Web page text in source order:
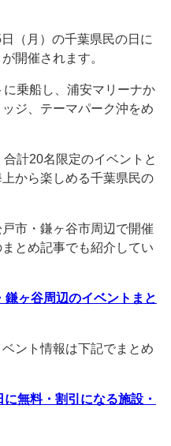
（月）の千葉県民の日に
開催されます。
乗船し、浦安マリーナか
ジ、テーマパーク沖をめ
計20名限定のイベントと
から楽しめる千葉県民の
市・鎌ヶ谷市周辺で開催
とめ記事でも紹介してい
ヶ谷周辺のイベントまと
ント情報は下記でまとめ
無料・割引になる施設・